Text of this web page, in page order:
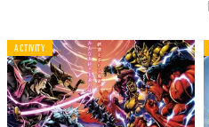
ACTIVITY